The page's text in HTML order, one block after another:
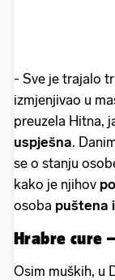
- Sve je trajalo
izmjenjivao u
preuzela Hitna,
uspješna.
se o stanju
kako je njihov
osoba puštena
Hrabre cure
Osim muških, u